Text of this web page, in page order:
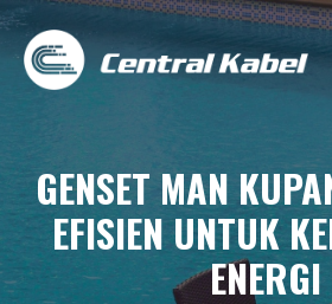
Skip
content
GENSET MAN
EFISIEN UNTUK
ENERGI